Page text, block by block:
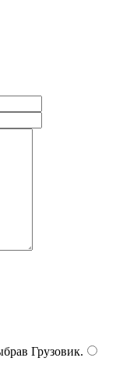
Грузовик.